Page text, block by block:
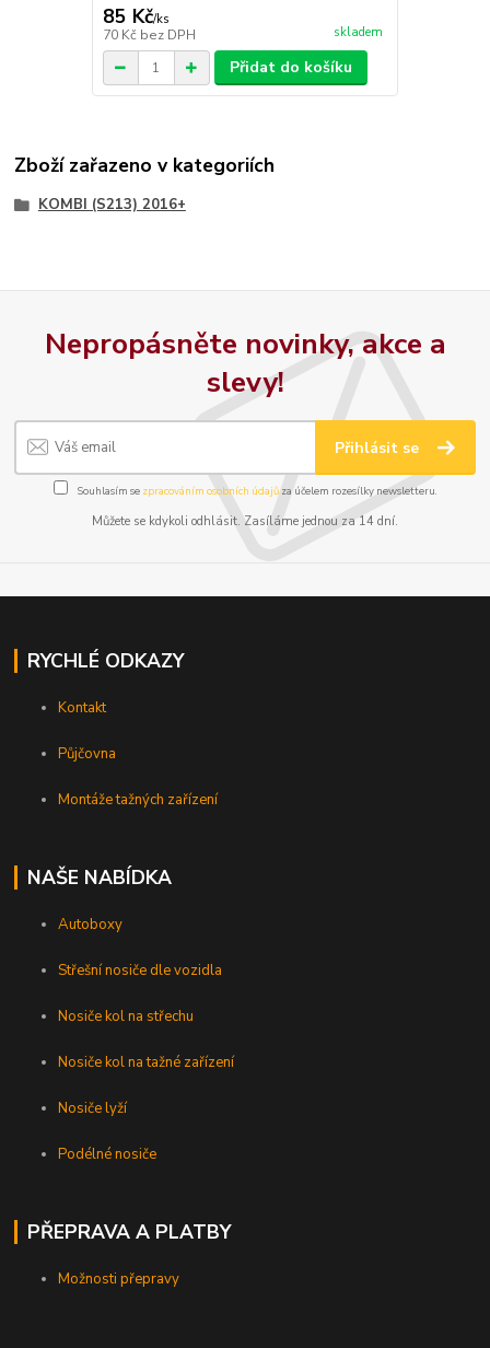
85 Kč/ks
70 Kč bez DPH skladem
Přidat do košíku
Zboží zařazeno v kategoriích
KOMBI (S213) 2016+
Nepropásněte novinky, akce a
slevy!
Přihlásit se
Souhlasím se zpracováním osobních údajůza účelem rozesílky newsletteru.
Můžete se kdykoli odhlásit. Zasíláme jednou za 14 dní.
RYCHLÉ ODKAZY
Kontakt
Půjčovna
Montáže tažných zařízení
NAŠE NABÍDKA
Autoboxy
Střešní nosiče dle vozidla
Nosiče kol na střechu
Nosiče kol na tažné zařízení
Nosiče lyží
Podélné nosiče
PŘEPRAVA A PLATBY
Možnosti přepravy